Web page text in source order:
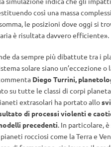
così una massa
le posizioni dove oggi si
è risultata davvero efficiente».
da sempre più dibattute tra i
solare siano un’eccezione
Diego Turrini,
su tutte le classi di corpi
extrasolari ha portato allo
di processi violenti e
precedenti. In particolare,
rocciosi come la Terra e